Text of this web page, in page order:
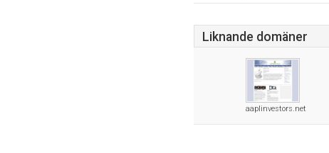
Liknande domäner
aaplinvestors.net